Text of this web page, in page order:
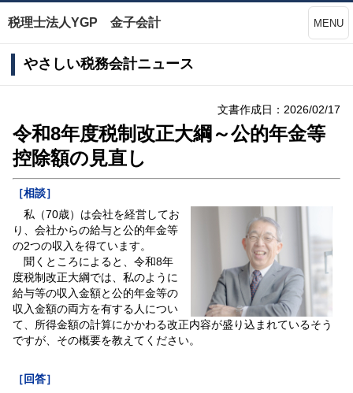
税理士法人YGP 金子会計 MENU
やさしい税務会計ニュース
文書作成日：2026/02/17
令和8年度税制改正大綱～公的年金等
控除額の見直し
［相談］
私（70歳）は会社を経営してお
り、会社からの給与と公的年金等
の2つの収入を得ています。
聞くところによると、令和8年
度税制改正大綱では、私のように
給与等の収入金額と公的年金等の
収入金額の両方を有する人につい
て、所得金額の計算にかかわる改正内容が盛り込まれているそう
ですが、その概要を教えてください。
［回答］